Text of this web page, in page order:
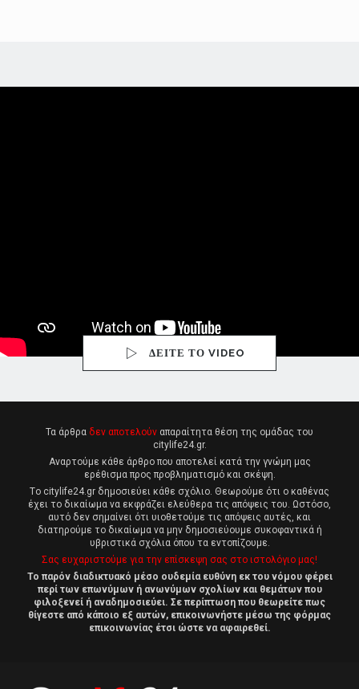
ΔΕΙΤΕ ΤΟ VIDEO
Τα άρθρα δεν αποτελούν απαραίτητα θέση της ομάδας του
citylife24.gr.
Αναρτούμε κάθε άρθρο που αποτελεί κατά την γνώμη μας
ερέθισμα προς προβληματισμό και σκέψη.
Tο citylife24.gr δημοσιεύει κάθε σχόλιο. Θεωρούμε ότι ο καθένας
έχει το δικαίωμα να εκφράζει ελεύθερα τις απόψεις του. Ωστόσο,
αυτό δεν σημαίνει ότι υιοθετούμε τις απόψεις αυτές, και
διατηρούμε το δικαίωμα να μην δημοσιεύουμε συκοφαντικά ή
υβριστικά σχόλια όπου τα εντοπίζουμε.
Σας ευχαριστούμε για την επίσκεψη σας στο ιστολόγιο μας!
Το παρόν διαδικτυακό μέσο ουδεμία ευθύνη εκ του νόμου φέρει
περί των επωνύμων ή ανωνύμων σχολίων και θεμάτων που
φιλοξενεί ή αναδημοσιεύει. Σε περίπτωση που θεωρείτε πως
θίγεστε από κάποιο εξ αυτών, επικοινωνήστε μέσω της φόρμας
επικοινωνίας έτσι ώστε να αφαιρεθεί.